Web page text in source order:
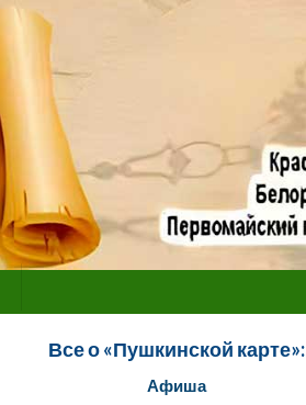
Все о «Пушкинской карте»:
Афиша